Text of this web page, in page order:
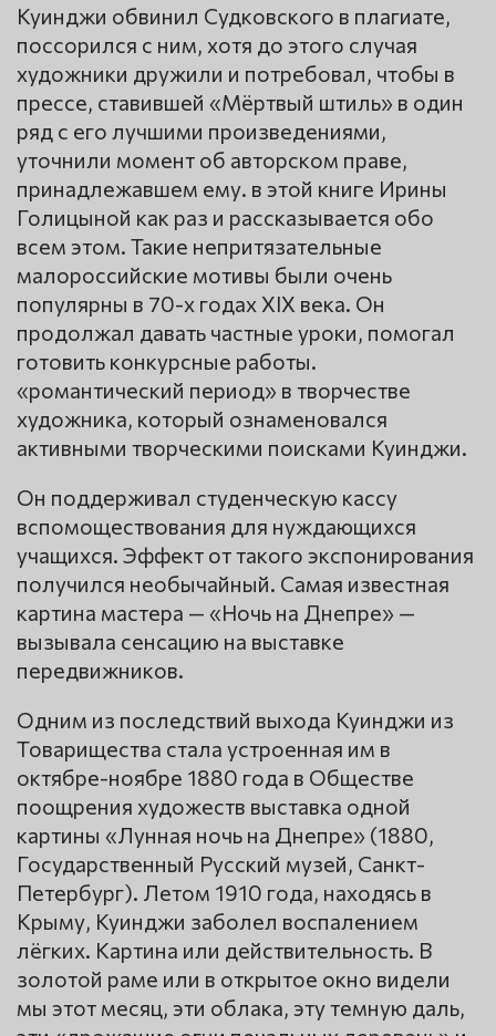
Куинджи обвинил Судковского в плагиате,
поссорился с ним, хотя до этого случая
художники дружили и потребовал, чтобы в
прессе, ставившей «Мёртвый штиль» в один
ряд с его лучшими произведениями,
уточнили момент об авторском праве,
принадлежавшем ему. в этой книге Ирины
Голицыной как раз и рассказывается обо
всем этом. Такие непритязательные
малороссийские мотивы были очень
популярны в 70-х годах XIX века. Он
продолжал давать частные уроки, помогал
готовить конкурсные работы.
«романтический период» в творчестве
художника, который ознаменовался
активными творческими поисками Куинджи.
Он поддерживал студенческую кассу
вспомоществования для нуждающихся
учащихся. Эффект от такого экспонирования
получился необычайный. Самая известная
картина мастера — «Ночь на Днепре» —
вызывала сенсацию на выставке
передвижников.
Одним из последствий выхода Куинджи из
Товарищества стала устроенная им в
октябре-ноябре 1880 года в Обществе
поощрения художеств выставка одной
картины «Лунная ночь на Днепре» (1880,
Государственный Русский музей, Санкт-
Петербург). Летом 1910 года, находясь в
Крыму, Куинджи заболел воспалением
лёгких. Картина или действительность. В
золотой раме или в открытое окно видели
мы этот месяц, эти облака, эту темную даль,